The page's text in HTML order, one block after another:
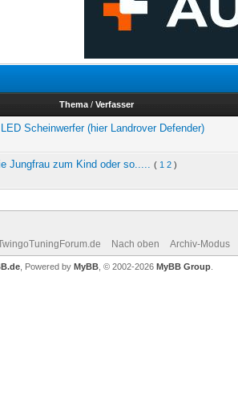
Thema / Verfasser
Scheinwerfer (hier Landrover Defender)
Jungfrau zum Kind oder so..... ( 1 2 )
Nach oben Archiv-Modus
, Powered by MyBB , © 2002-2026 MyBB Group